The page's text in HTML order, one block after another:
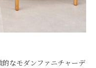
なモダンファニチャーデ